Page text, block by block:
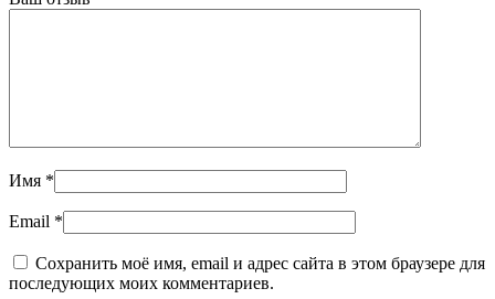
Имя *
Email *
Сохранить моё имя, email и адрес сайта в этом браузере для
последующих моих комментариев.